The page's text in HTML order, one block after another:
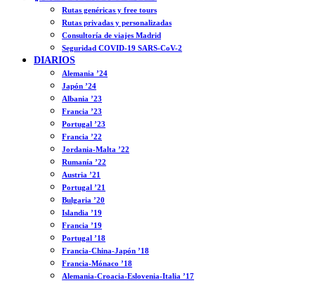
Rutas genéricas y free tours
Rutas privadas y personalizadas
Consultoría de viajes Madrid
Seguridad COVID-19 SARS-CoV-2
DIARIOS
Alemania ’24
Japón ’24
Albania ’23
Francia ’23
Portugal ’23
Francia ’22
Jordania-Malta ’22
Rumanía ’22
Austria ’21
Portugal ’21
Bulgaria ’20
Islandia ’19
Francia ’19
Portugal ’18
Francia-China-Japón ’18
Francia-Mónaco ’18
Alemania-Croacia-Eslovenia-Italia ’17